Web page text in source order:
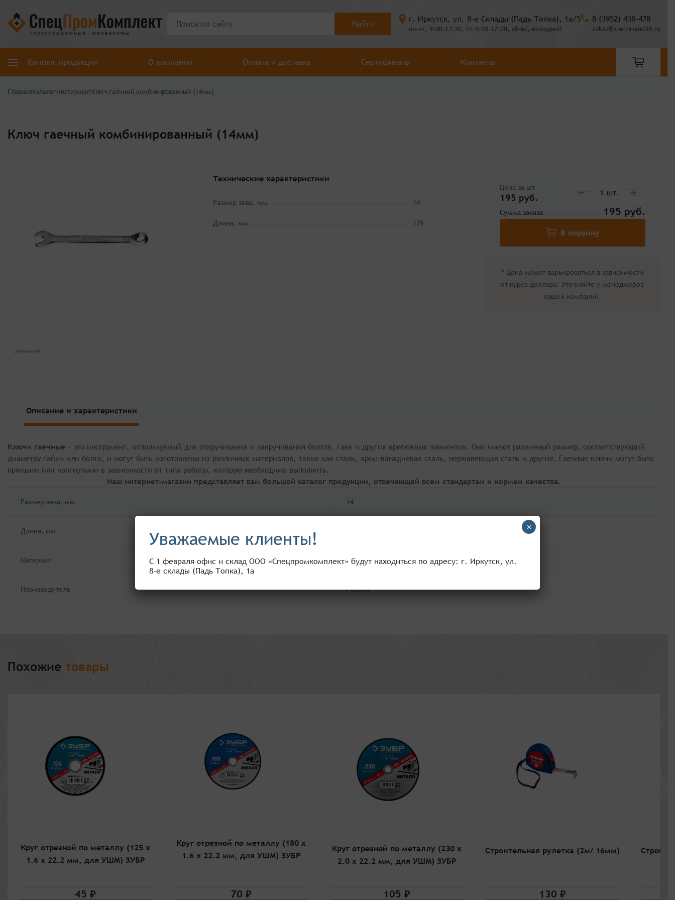
Найти
г. Иркутск, ул. 8-е Склады (Падь Топка), 1а/5
пн-чт, 9:00-17:30, пт-9:00-17:00, сб-вс, выходной
8 (3952) 438-478
zakaz@specprom038.ru
Каталог продукции О компании Оплата и доставка Сертификаты Контакты
ГлавнаяКаталогИнструментКлюч гаечный комбинированный (14мм)
Ключ гаечный комбинированный (14мм)
Технические характеристики
Размер зева, мм 14
Длина, мм 179
Цена за шт.
195 руб.
Сумма заказа 195
* Цена может варьироваться в зависимости
от курса доллара. Уточняйте у менеджеров
нашей компании.
Описание и характеристики
Ключи гаечные - это инструмент, используемый для откручивания и закручивания болтов, гаек и других крепежных элементов. Они имеют различный размер, соответствующий
диаметру гайки или болта, и могут быть изготовлены из различных материалов, таких как сталь, хром-ванадиевая сталь, нержавеющая сталь и другие. Гаечные ключи могут быть
прямыми или изогнутыми в зависимости от типа работы, которую необходимо выполнить.
Наш интернет-магазин представляет вам большой каталог продукции, отвечающей всем стандартам и нормам качества.
Размер зева, мм 14
Длина, мм
Материал Cr-V сталь
Производитель Россия
Похожие товары
Круг отрезной по металлу (125 x
1.6 x 22.2 мм, для УШМ) ЗУБР
45 ₽
Круг отрезной по металлу (180 x
1.6 x 22.2 мм, для УШМ) ЗУБР
70 ₽
Круг отрезной по металлу (230 x
2.0 x 22.2 мм, для УШМ) ЗУБР
105 ₽
Строительная рулетка (2м/ 16мм)
130 ₽
Уважаемые клиенты!
С 1 февраля офис и склад ООО «Спецпромкомплект» будут находиться по адресу: г. Иркутск, ул.
8-е склады (Падь Топка), 1а
×